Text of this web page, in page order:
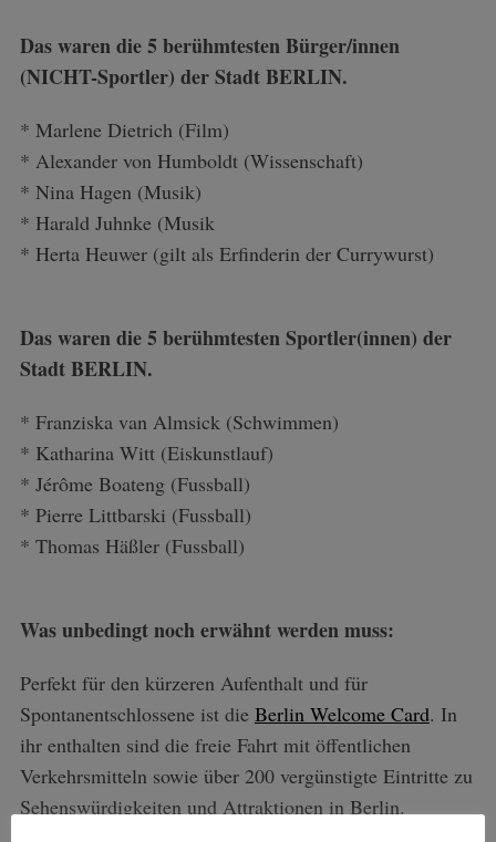
Das waren die 5 berühmtesten Bürger/innen
(NICHT-Sportler) der Stadt BERLIN.
* Marlene Dietrich (Film)
* Alexander von Humboldt (Wissenschaft)
* Nina Hagen (Musik)
* Harald Juhnke (Musik
* Herta Heuwer (gilt als Erfinderin der Currywurst)
Das waren die 5 berühmtesten Sportler(innen) der
Stadt BERLIN.
* Franziska van Almsick (Schwimmen)
* Katharina Witt (Eiskunstlauf)
* Jérôme Boateng (Fussball)
* Pierre Littbarski (Fussball)
* Thomas Häßler (Fussball)
Was unbedingt noch erwähnt werden muss:
Perfekt für den kürzeren Aufenthalt und für
Spontanentschlossene ist die Berlin Welcome Card. In
ihr enthalten sind die freie Fahrt mit öffentlichen
Verkehrsmitteln sowie über 200 vergünstigte Eintritte zu
Sehenswürdigkeiten und Attraktionen in Berlin.
h
f
o
: